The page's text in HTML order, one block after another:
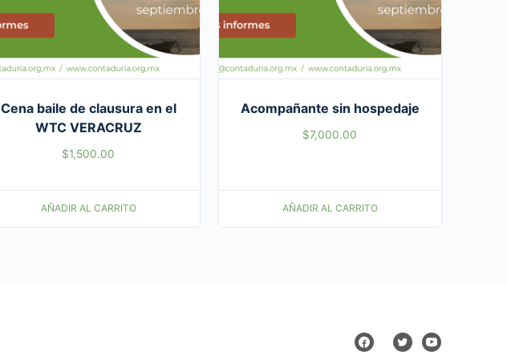
Cena baile de clausura en el
WTC VERACRUZ
$1,500.00
AÑADIR AL CARRITO
Acompañante sin hospedaje
$7,000.00
AÑADIR AL CARRITO